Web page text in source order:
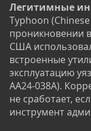
Легитимные
Typhoon
проникновении
США
встроенные
эксплуатацию
AA24-038A).
не сработает,
инструмент